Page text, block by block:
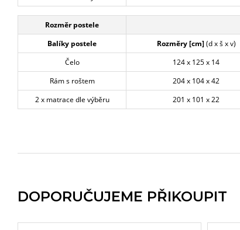
Rozměr postele
Balíky postele
Rozměry [cm](d x š x v)
Čelo
124 x 125 x 14
Rám s roštem
204 x 104 x 42
2 x matrace dle výběru
201 x 101 x 22
DOPORUČUJEME PŘIKOUPIT